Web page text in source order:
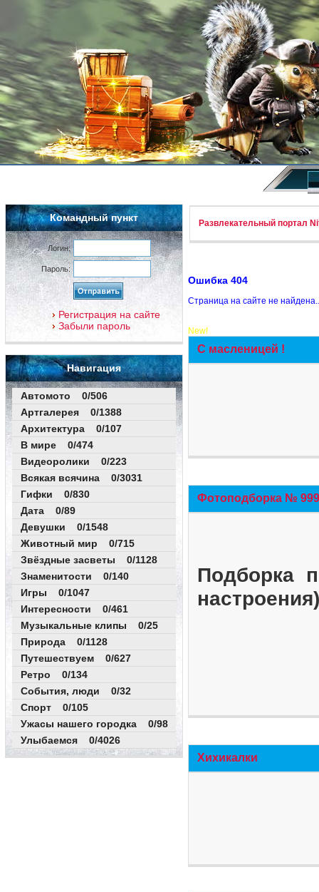
Командный пункт
Логин:
Пароль:
Регистрация на сайте
Забыли пароль
Навигация
Автомото 0/506
Артгалерея 0/1388
Архитектура 0/107
В мире 0/474
Видеоролики 0/223
Всякая всячина 0/3031
Гифки 0/830
Дата 0/89
Девушки 0/1548
Животный мир 0/715
Звёздные засветы 0/1128
Знаменитости 0/140
Игры 0/1047
Интересности 0/461
Музыкальные клипы 0/25
Природа 0/1128
Путешествуем 0/627
Ретро 0/134
События, люди 0/32
Спорт 0/105
Ужасы нашего городка 0/98
Улыбаемся 0/4026
Развлекательный портал
Ошибка 404
Страница на сайте не
New!
С масленицей !
Фотоподборка №
Подборка
Хихикалки